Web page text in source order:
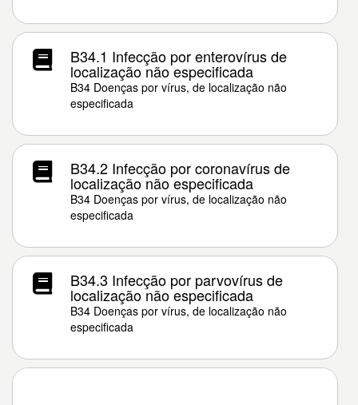
B34.1 Infecção por enterovírus de
localização não especificada
B34 Doenças por vírus, de localização não
especificada
B34.2 Infecção por coronavírus de
localização não especificada
B34 Doenças por vírus, de localização não
especificada
B34.3 Infecção por parvovírus de
localização não especificada
B34 Doenças por vírus, de localização não
especificada